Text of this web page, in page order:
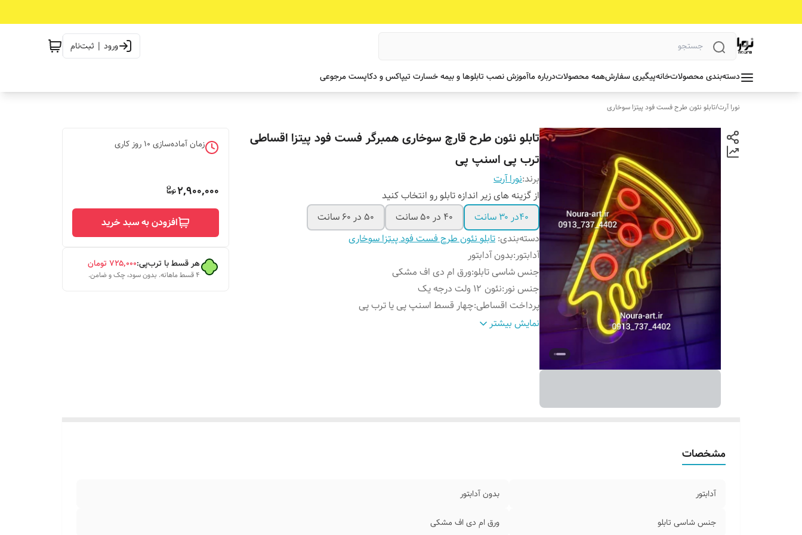
ورود | ثبت‌نام
دسته‌بندی محصولاتخانهپیگیری سفارشهمه محصولاتدرباره ماآموزش نصب تابلوها و بیمه خسارت تیپاکس و دکاپست مرجوعی
نورا آرت/تابلو نئون طرح فست فود پیتزا سوخاری
تابلو نئون طرح قارچ سوخاری همبرگر فست فود پیتزا اقساطی
ترب پی اسنپ پی
برند:نورا آرت
از گزینه های زیر اندازه تابلو رو انتخاب کنید
۴۰در ۳۰ سانت
۴۰ در ۵۰ سانت
۵۰ در ۶۰ سانت
دسته‌بندی: تابلو نئون طرح فست فود پیتزا سوخاری
آدابتور:بدون آدابتور
جنس شاسی تابلو:ورق ام دی اف مشکی
جنس نور:نئون ۱۲ ولت درجه یک
پرداخت اقساطی:چهار قسط اسنپ پی یا ترب پی
روش نصب کردن
نمایش بیشتر
زمان آماده‌سازی 10 روز کاری
2,900,000
افزودن به سبد خرید
هر قسط با ترب‌پی:۷۲۵٬۰۰۰ تومان
۴ قسط ماهانه. بدون سود، چک و ضامن.
مشخصات
آدابتور بدون آدابتور
جنس شاسی تابلو ورق ام دی اف مشکی